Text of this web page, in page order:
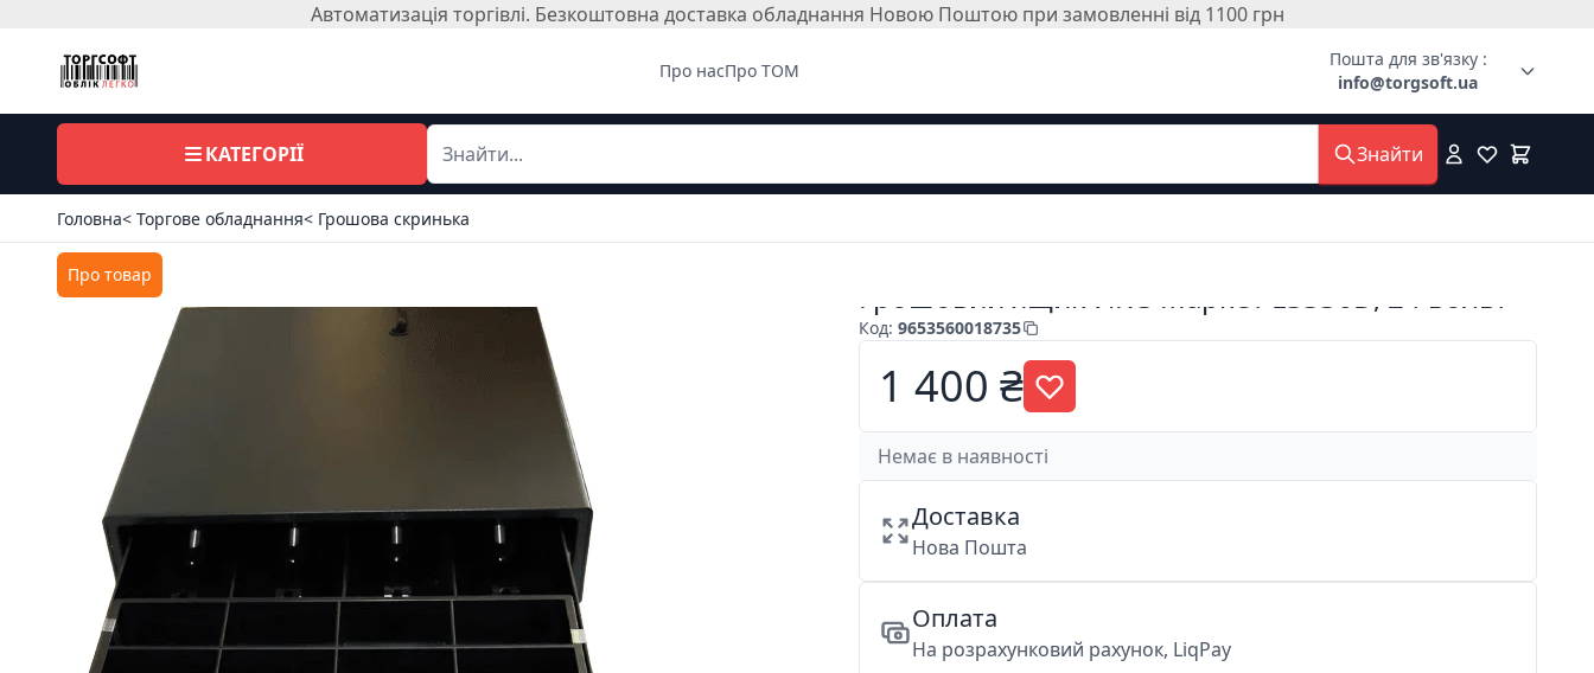
Автоматизація торгівлі. Безкоштовна доставка обладнання Новою Поштою при замовленні від 1100 грн
Про насПро ТОМ
Пошта для зв'язку :
info@torgsoft.ua
КАТЕГОРІЇ Знайти
Головна< Торгове обладнання< Грошова скринька
Про товар
Грошовий ящик ИКС-Маркет E3336D, 24 вольт
Код:9653560018735
1 400 ₴
Немає в наявності
Доставка
Нова Пошта
Оплата
На розрахунковий рахунок, LiqPay